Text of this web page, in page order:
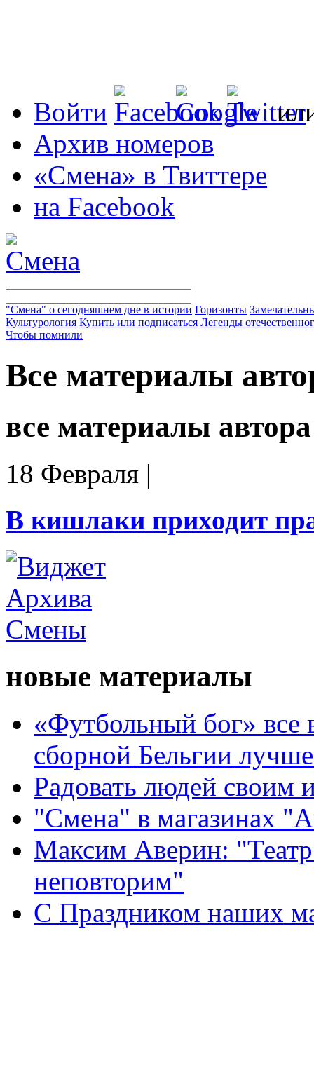
Войти
Архив номеров
«Смена» в Твиттере
на Facebook
"Смена" о сегодняшнем дне в истории Горизонты
Культурология Купить или подписаться Легенды
Чтобы помнили
Все материалы
все материалы автора
18 Февраля |
В кишлаки приходит
новые материалы
«Футбольный бог» все
сборной Бельгии
Радовать людей своим
"Смена" в магазинах
Максим Аверин:
неповторим"
С Праздником наших